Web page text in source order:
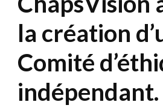
la création
Comité
indépendant.